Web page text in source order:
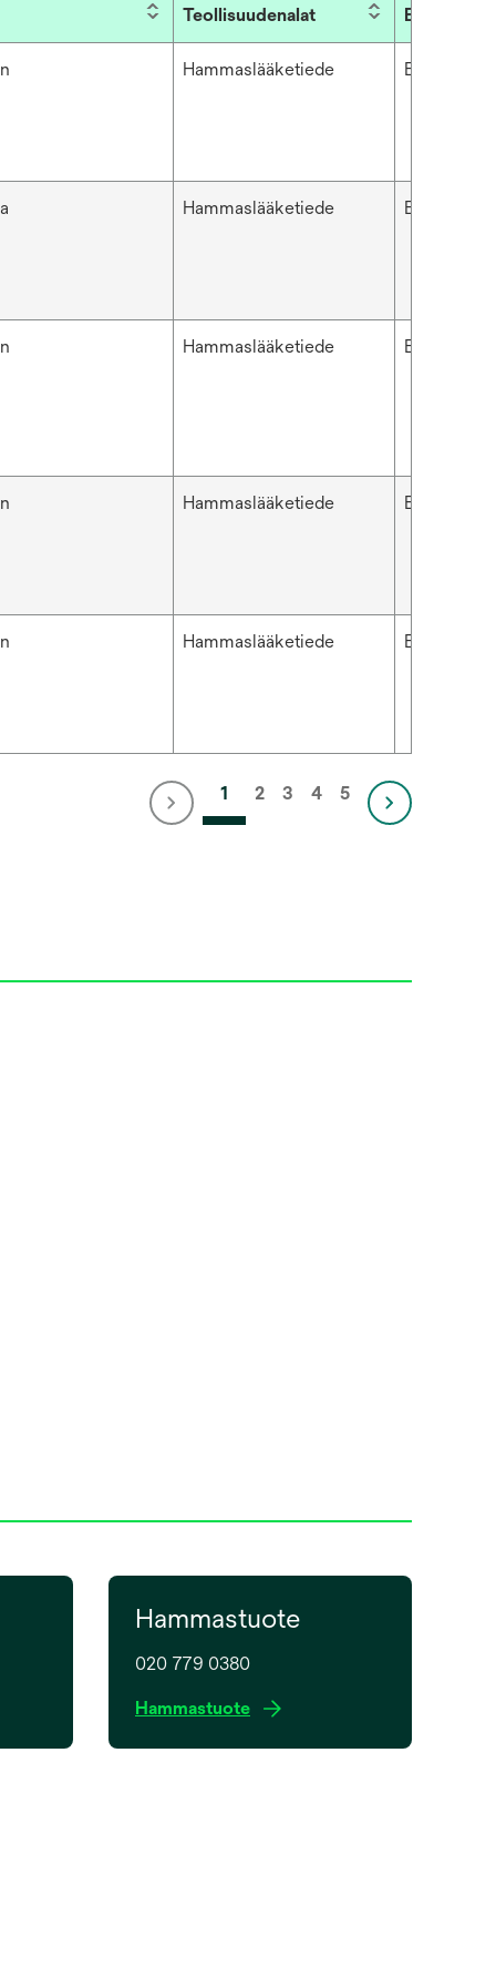
Teollisuudenalat Brändi
Hammaslääketiede ESPE™
Hammaslääketiede ESPE™
Hammaslääketiede ESPE™
Hammaslääketiede ESPE™
Hammaslääketiede ESPE™
1 2 3 4 5
Hammastuote
020 779 0380
Hammastuoteo